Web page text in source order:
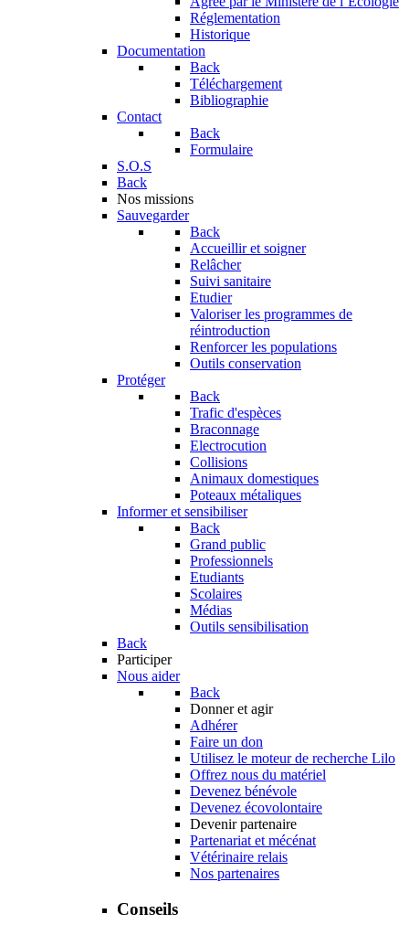
Réglementation
Historique
Documentation
Back
Téléchargement
Bibliographie
Contact
Back
Formulaire
S.O.S
Back
Nos missions
Sauvegarder
Back
Accueillir et soigner
Relâcher
Suivi sanitaire
Etudier
Valoriser les programmes de
réintroduction
Renforcer les populations
Outils conservation
Protéger
Back
Trafic d'espèces
Braconnage
Electrocution
Collisions
Animaux domestiques
Poteaux métaliques
Informer et sensibiliser
Back
Grand public
Professionnels
Etudiants
Scolaires
Médias
Outils sensibilisation
Back
Participer
Nous aider
Back
Donner et agir
Adhérer
Faire un don
Utilisez le moteur de recherche Lilo
Offrez nous du matériel
Devenez bénévole
Devenez écovolontaire
Devenir partenaire
Partenariat et mécénat
Vétérinaire relais
Nos partenaires
Conseils